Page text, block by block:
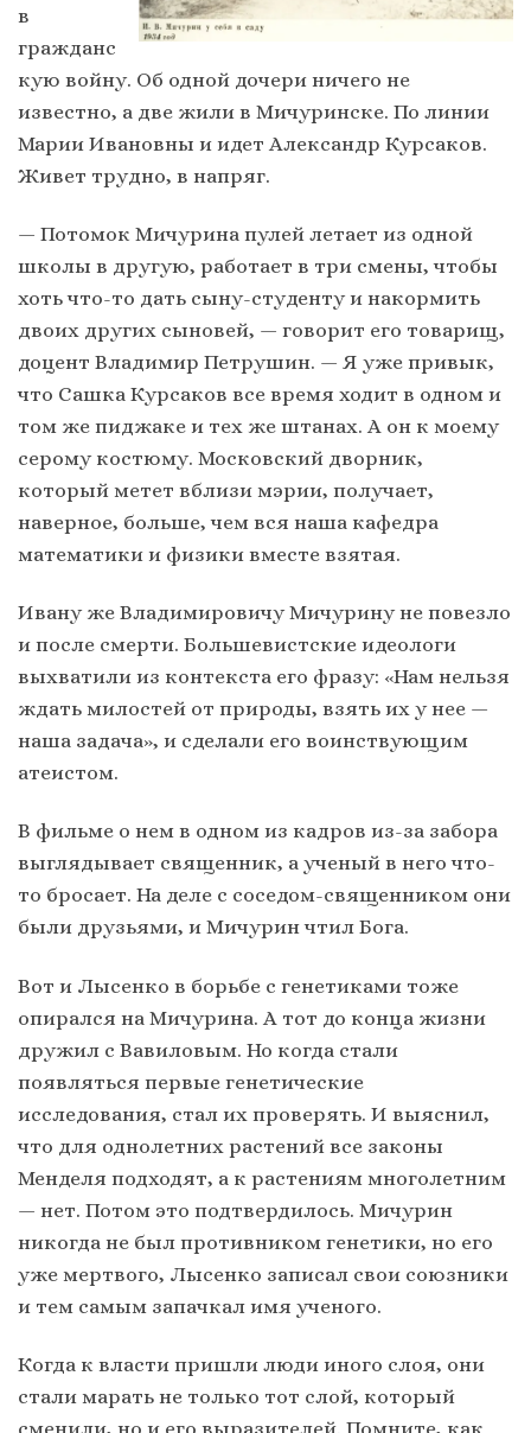
в
гражданс
кую войну. Об одной дочери ничего не
известно, а две жили в Мичуринске. По линии
Марии Ивановны и идет Александр Курсаков.
Живет трудно, в напряг.
— Потомок Мичурина пулей летает из одной
школы в другую, работает в три смены, чтобы
хоть что-то дать сыну-студенту и накормить
двоих других сыновей, — говорит его товарищ,
доцент Владимир Петрушин. — Я уже привык,
что Сашка Курсаков все время ходит в одном и
том же пиджаке и тех же штанах. А он к моему
серому костюму. Московский дворник,
который метет вблизи мэрии, получает,
наверное, больше, чем вся наша кафедра
математики и физики вместе взятая.
Ивану же Владимировичу Мичурину не повезло
и после смерти. Большевистские идеологи
выхватили из контекста его фразу: «Нам нельзя
ждать милостей от природы, взять их у нее —
наша задача», и сделали его воинствующим
атеистом.
В фильме о нем в одном из кадров из-за забора
выглядывает священник, а ученый в него что-
то бросает. На деле с соседом-священником они
были друзьями, и Мичурин чтил Бога.
Вот и Лысенко в борьбе с генетиками тоже
опирался на Мичурина. А тот до конца жизни
дружил с Вавиловым. Но когда стали
появляться первые генетические
исследования, стал их проверять. И выяснил,
что для однолетних растений все законы
Менделя подходят, а к растениям многолетним
— нет. Потом это подтвердилось. Мичурин
никогда не был противником генетики, но его
уже мертвого, Лысенко записал свои союзники
и тем самым запачкал имя ученого.
Когда к власти пришли люди иного слоя, они
стали марать не только тот слой, который
сменили, но и его выразителей. Помните, как